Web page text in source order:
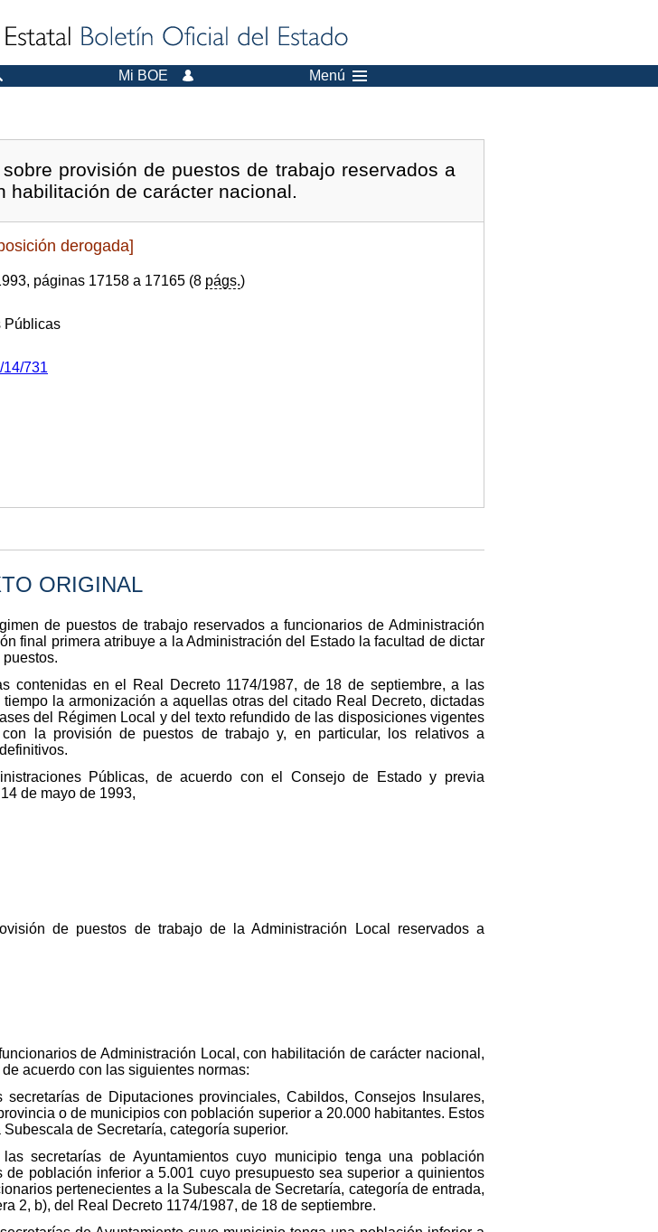
Mi BOE Menú
provisión de puestos de trabajo reservados a
habilitación de carácter nacional.
derogada]
páginas 17158 a 17165 (8 págs.)
Públicas
14/731
ORIGINAL
de puestos de trabajo reservados a funcionarios de Administración
final primera atribuye a la Administración del Estado la facultad de dictar
contenidas en el Real Decreto 1174/1987, de 18 de septiembre, a las
la armonización a aquellas otras del citado Real Decreto, dictadas
del Régimen Local y del texto refundido de las disposiciones vigentes
la provisión de puestos de trabajo y, en particular, los relativos a
Públicas, de acuerdo con el Consejo de Estado y previa
de mayo de 1993,
de puestos de trabajo de la Administración Local reservados a
de Administración Local, con habilitación de carácter nacional,
acuerdo con las siguientes normas:
de Diputaciones provinciales, Cabildos, Consejos Insulares,
o de municipios con población superior a 20.000 habitantes. Estos
de Secretaría, categoría superior.
secretarías de Ayuntamientos cuyo municipio tenga una población
población inferior a 5.001 cuyo presupuesto sea superior a quinientos
pertenecientes a la Subescala de Secretaría, categoría de entrada,
2, b), del Real Decreto 1174/1987, de 18 de septiembre.